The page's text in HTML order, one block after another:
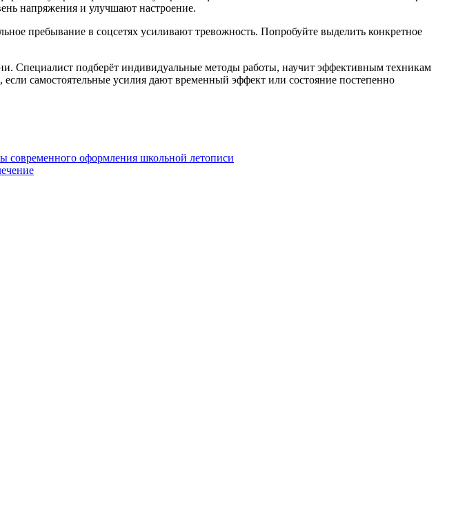
напряжения и улучшают настроение.
пребывание в соцсетях усиливают тревожность. Попробуйте выделить конкретное
Специалист подберёт индивидуальные методы работы, научит эффективным техникам
самостоятельные усилия дают временный эффект или состояние постепенно
современного оформления школьной летописи